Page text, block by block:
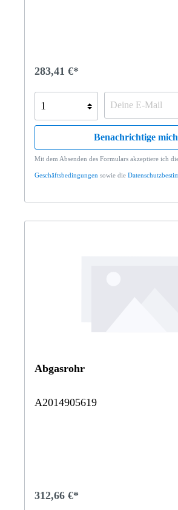
283,41 €*
Benachrichtige mich
Mit dem Absenden des Formulars akzeptiere ich
Geschäftsbedingungen sowie die
Abgasrohr
A2014905619
312,66 €*